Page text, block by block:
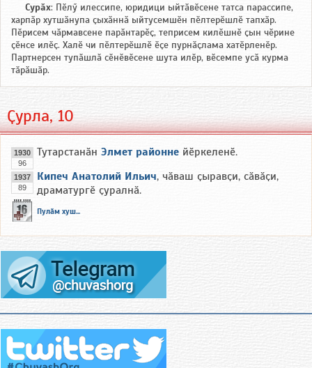
Сурӑх: Пӗлӳ илессипе, юридици ыйтӑвӗсене татса парассипе,
харпӑр хутшӑнупа ҫыхӑннӑ ыйтусемшӗн пӗлтерӗшлӗ тапхӑр.
Пӗрисем чӑрмавсене парӑнтарӗҫ, теприсем килӗшнӗ ҫын чӗрине
ҫӗнсе илӗҫ. Халӗ чи пӗлтерӗшлӗ ӗҫе пурнӑҫлама хатӗрленӗр.
Партнерсен тупӑшлӑ сӗнӗвӗсене шута илӗр, вӗсемпе усӑ курма
тӑрӑшӑр.
Ҫурла, 10
1930
96
Тутарстанӑн Элмет районне йӗркеленӗ.
1937
89
Кипеч Анатолий Ильич, чӑваш ҫыравҫи, сӑвӑҫи,
драматургӗ ҫуралнӑ.
Пулӑм хуш...